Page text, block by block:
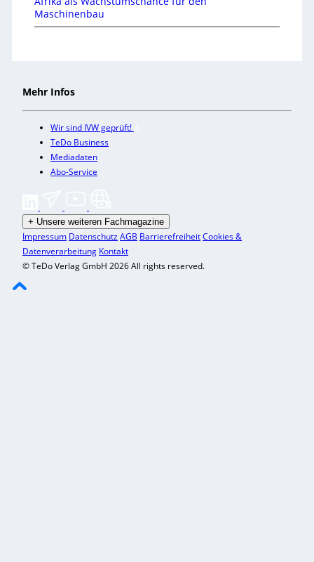
Maschinenbau
Mehr Infos
Wir sind IVW geprüft!
TeDo Business
Mediadaten
Abo-Service
+ Unsere weiteren Fachmagazine
Impressum DatenschutzAGB BarrierefreiheitCookies &
Datenverarbeitung Kontakt
© TeDo Verlag GmbH 2026 All rights reserved.